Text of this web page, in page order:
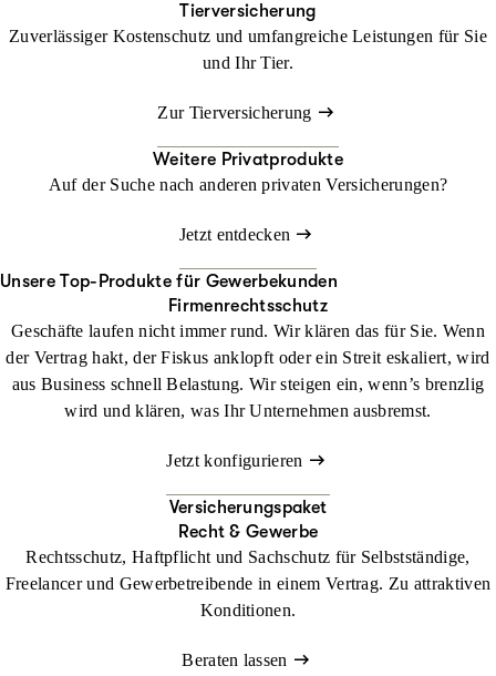
Tierversicherung
Zuverlässiger Kostenschutz und umfangreiche Leistungen für Sie
und Ihr Tier.
Zur Tierversicherung
Weitere Privatprodukte
Auf der Suche nach anderen privaten Versicherungen?
Jetzt entdecken
Unsere Top-Produkte für Gewerbekunden
Firmenrechtsschutz
Geschäfte laufen nicht immer rund. Wir klären das für Sie. Wenn
der Vertrag hakt, der Fiskus anklopft oder ein Streit eskaliert, wird
aus Business schnell Belastung. Wir steigen ein, wenn’s brenzlig
wird und klären, was Ihr Unternehmen ausbremst.
Jetzt konfigurieren
Versicherungspaket
Recht & Gewerbe
Rechtsschutz, Haftpflicht und Sachschutz für Selbstständige,
Freelancer und Gewerbetreibende in einem Vertrag. Zu attraktiven
Konditionen.
Beraten lassen